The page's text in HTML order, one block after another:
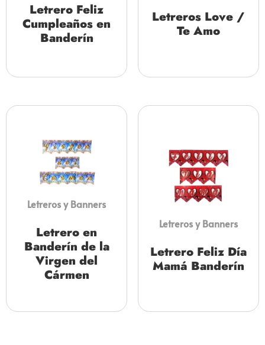
Letrero Feliz
Cumpleaños en
Banderín
Letreros Love /
Te Amo
Letreros y Banners
Letrero en
Banderín de la
Virgen del
Cármen
Letreros y Banners
Letrero Feliz Día
Mamá Banderín